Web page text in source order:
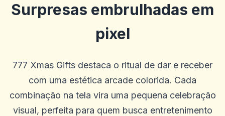
Surpresas embrulhadas em
pixel
777 Xmas Gifts destaca o ritual de dar e receber
com uma estética arcade colorida. Cada
combinação na tela vira uma pequena celebração
visual, perfeita para quem busca entretenimento
B
2025-10-15 07:14:11
uauoooo!!!